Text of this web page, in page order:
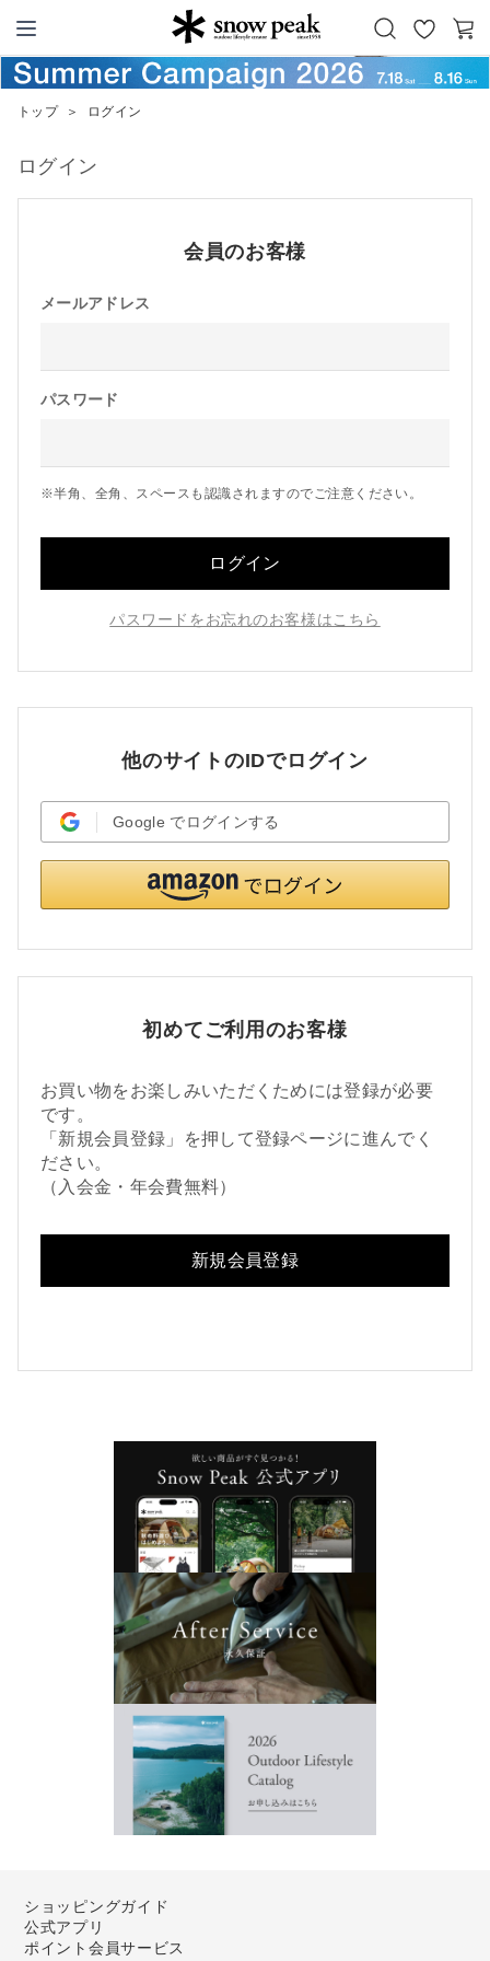
Snow Peak
お
気
カ
ー
トップ ＞ ログイン
ログイン
会員のお客様
メールアドレス
パスワード
※半角、全角、スペースも認識されますのでご注意ください。
ログイン
パスワードをお忘れのお客様はこちら
初めてご利用のお客様
お買い物をお楽しみいただくためには登録が必要
です。
「新規会員登録」を押して登録ページに進んでく
ださい。
（入会金・年会費無料）
新規会員登録
他のサイトのIDでログイン
Google でログインする
ショッピングガイド
公式アプリ
ポイント会員サービス